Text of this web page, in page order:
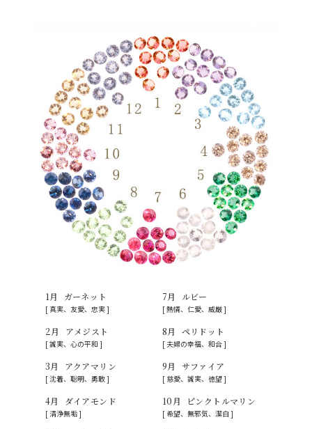
1月 ガーネット
[ 真実、友愛、忠実 ]
2月 アメジスト
[ 誠実、心の平和 ]
3月 アクアマリン
[ 沈着、聡明、勇敢 ]
4月 ダイアモンド
[ 清浄無垢 ]
7月 ルビー
[ 熱情、仁愛、威厳 ]
8月 ペリドット
[ 夫婦の幸福、和合 ]
9月 サファイア
[ 慈愛、誠実、徳望 ]
10月 ピンクトルマリン
[ 希望、無邪気、潔白 ]